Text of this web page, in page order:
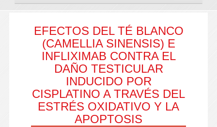
EFECTOS DEL TÉ BLANCO
(CAMELLIA SINENSIS) E
INFLIXIMAB CONTRA EL
DAÑO TESTICULAR
INDUCIDO POR
CISPLATINO A TRAVÉS DEL
ESTRÉS OXIDATIVO Y LA
APOPTOSIS